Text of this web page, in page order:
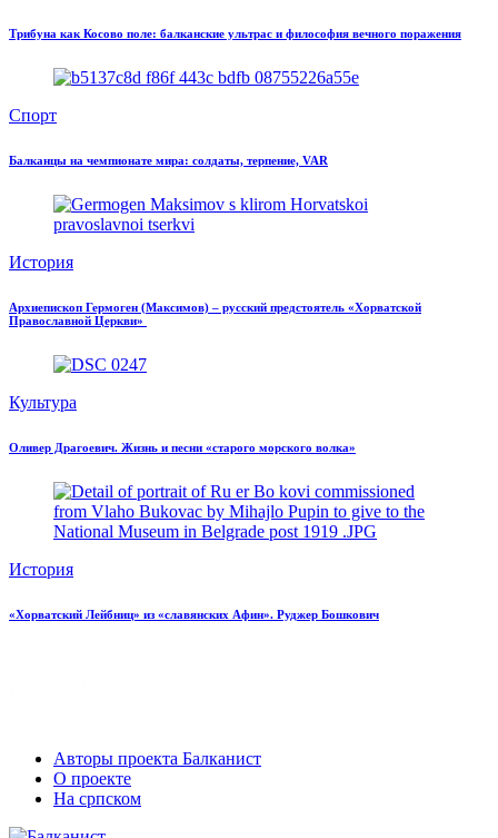
Трибуна как Косово поле: балканские ультрас и философия вечного поражения
Спорт
Балканцы на чемпионате мира: солдаты, терпение, VAR
История
Архиепископ Гермоген (Максимов) – русский предстоятель «Хорватской
Православной Церкви»
Культура
Оливер Драгоевич. Жизнь и песни «старого морского волка»
История
«Хорватский Лейбниц» из «славянских Афин». Руджер Бошкович
Авторы проекта Балканист
О проекте
На српском